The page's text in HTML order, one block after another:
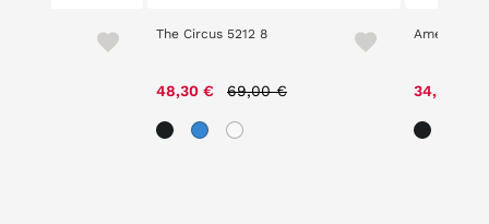
The Circus 5212 8
48,30 € 69,00 €
American
34,30 €